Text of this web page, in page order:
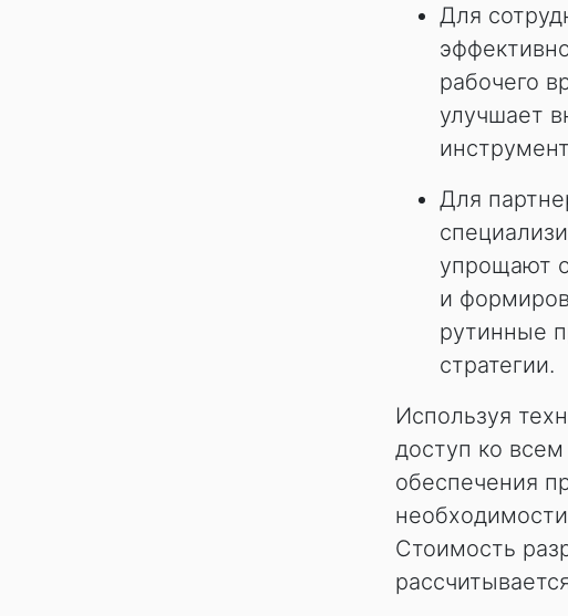
Для
рабочего
улучшает
Для
упрощают
и
рутинные
стратегии.
Используя
доступ ко
обеспечения
Стоимость